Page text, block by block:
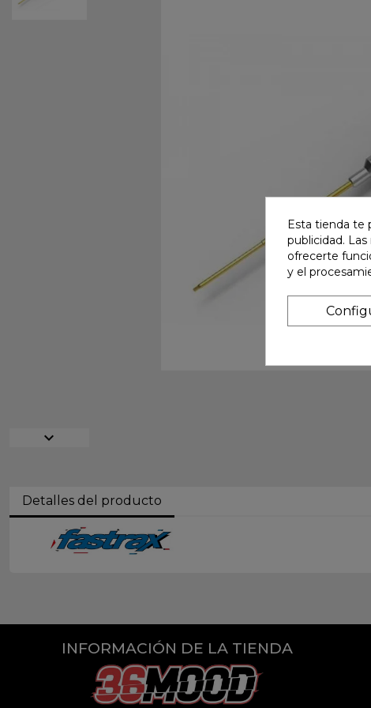
expand_more
Detalles del producto
INFORMACIÓN DE LA TIENDA
Esta tienda te
publicidad.
ofrecerte
y el